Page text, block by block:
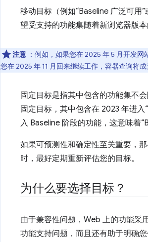
移动目标（例如“Baseline 广泛可用
望受支持的功能集随着新浏览器版
注意 ：例如，如果您在 2025 年 5 月开发
您在 2025 年 11 月回来继续工作，容器查询将
固定目标是指其中包含的功能集不
固定目标，其中包含在 2023 年进
入 Baseline 阶段的功能，这意味着
如果可预测性和确定性至关重要，
时，最好定期重新评估您的目标。
为什么要选择目标？
由于兼容性问题，Web 上的功能采
功能支持问题，而且还有助于明确